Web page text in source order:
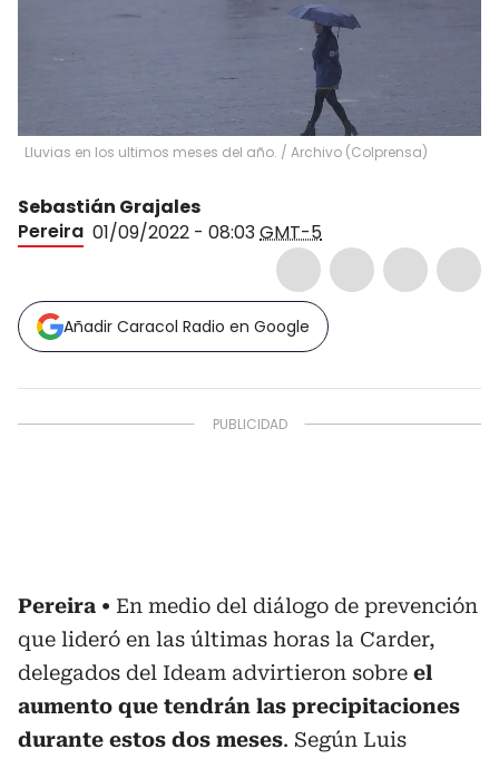
Lluvias en los ultimos meses del año. / Archivo (Colprensa)
Sebastián Grajales
Pereira 01/09/2022 - 08:03GMT-5
Añadir Caracol Radio en Google
Pereira
En medio del diálogo de prevención
que lideró en las últimas horas la Carder,
delegados del Ideam advirtieron sobre el
aumento que tendrán las precipitaciones
durante estos dos meses. Según Luis